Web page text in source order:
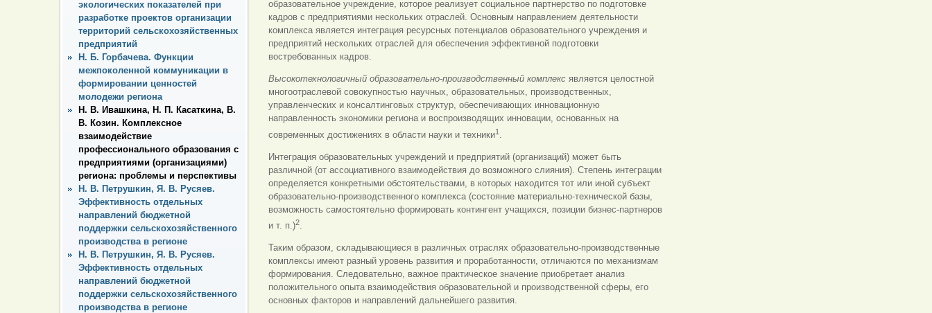
экологических показателей при
разработке проектов организации
территорий сельскохозяйственных
предприятий
Н. Б. Горбачева. Функции
межпоколенной коммуникации в
формировании ценностей
молодежи региона
Н. В. Ивашкина, Н. П. Касаткина, В.
В. Козин. Комплексное
взаимодействие
профессионального образования с
предприятиями (организациями)
региона: проблемы и перспективы
Н. В. Петрушкин, Я. В. Русяев.
Эффективность отдельных
направлений бюджетной
поддержки сельскохозяйственного
производства в регионе
Н. В. Петрушкин, Я. В. Русяев.
Эффективность отдельных
направлений бюджетной
поддержки сельскохозяйственного
производства в регионе
образовательное учреждение, которое реализует социальное партнерство по подготовке
кадров с предприятиями нескольких отраслей. Основным направлением деятельности
комплекса является интеграция ресурсных потенциалов образовательного учреждения и
предприятий нескольких отраслей для обеспечения эффективной подготовки
востребованных кадров.
Высокотехнологичный образовательно-производственный комплекс является целостной
многоотраслевой совокупностью научных, образовательных, производственных,
управленческих и консалтинговых структур, обеспечивающих инновационную
направленность экономики региона и воспроизводящих инновации, основанных на
современных достижениях в области науки и техники1
Интеграция образовательных учреждений и предприятий (организаций) может быть
различной (от ассоциативного взаимодействия до возможного слияния). Степень интеграции
определяется конкретными обстоятельствами, в которых находится тот или иной субъект
образовательно-производственного комплекса (состояние материально-технической базы,
возможность самостоятельно формировать контингент учащихся, позиции бизнес-партнеров
и т. п.)2.
Таким образом, складывающиеся в различных отраслях образовательно-производственные
комплексы имеют разный уровень развития и проработанности, отличаются по механизмам
формирования. Следовательно, важное практическое значение приобретает анализ
положительного опыта взаимодействия образовательной и производственной сферы, его
основных факторов и направлений дальнейшего развития.